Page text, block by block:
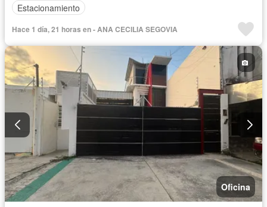
Estacionamiento
Hace 1 día, 21 horas en - ANA CECILIA SEGOVIA
Oficina